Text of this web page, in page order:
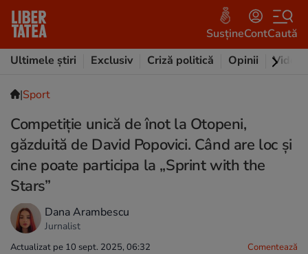
SusțineContCaută
Ultimele știri
Exclusiv Criză politică Opinii Video
|Sport
Competiție unică de înot la Otopeni,
găzduită de David Popovici. Când are loc și
cine poate participa la „Sprint with the
Stars”
Dana Arambescu
Jurnalist
Actualizat pe 10 sept. 2025, 06:32 Comentează